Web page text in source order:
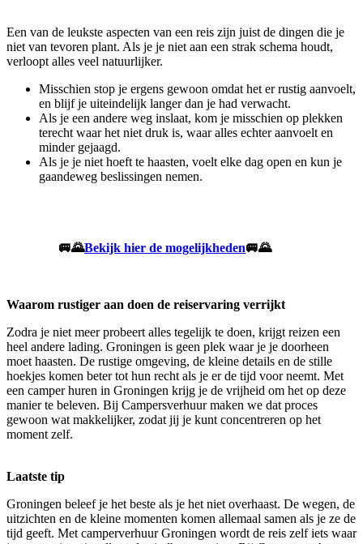
Een van de leukste aspecten van een reis zijn juist de dingen die je
niet van tevoren plant. Als je je niet aan een strak schema houdt,
verloopt alles veel natuurlijker.
Misschien stop je ergens gewoon omdat het er rustig aanvoelt,
en blijf je uiteindelijk langer dan je had verwacht.
Als je een andere weg inslaat, kom je misschien op plekken
terecht waar het niet druk is, waar alles echter aanvoelt en
minder gejaagd.
Als je je niet hoeft te haasten, voelt elke dag open en kun je
gaandeweg beslissingen nemen.
🚐🌄Bekijk hier de mogelijkheden🚐🌄
Waarom rustiger aan doen de reiservaring verrijkt
Zodra je niet meer probeert alles tegelijk te doen, krijgt reizen een
heel andere lading. Groningen is geen plek waar je je doorheen
moet haasten. De rustige omgeving, de kleine details en de stille
hoekjes komen beter tot hun recht als je er de tijd voor neemt. Met
een camper huren in Groningen krijg je de vrijheid om het op deze
manier te beleven. Bij Campersverhuur maken we dat proces
gewoon wat makkelijker, zodat jij je kunt concentreren op het
moment zelf.
Laatste tip
Groningen beleef je het beste als je het niet overhaast. De wegen, de
uitzichten en de kleine momenten komen allemaal samen als je ze de
tijd geeft. Met camperverhuur Groningen wordt de reis zelf iets waar